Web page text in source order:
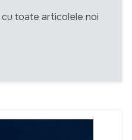
toate articolele noi